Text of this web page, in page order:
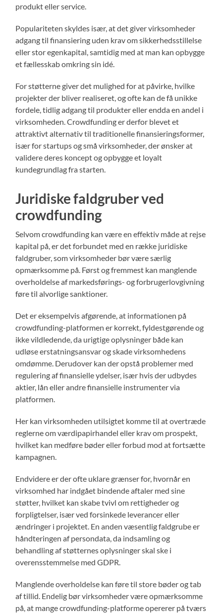
produkt eller service.
Populariteten skyldes især, at det giver virksomheder
adgang til finansiering uden krav om sikkerhedsstillelse
eller stor egenkapital, samtidig med at man kan opbygge
et fællesskab omkring sin idé.
For støtterne giver det mulighed for at påvirke, hvilke
projekter der bliver realiseret, og ofte kan de få unikke
fordele, tidlig adgang til produkter eller endda en andel i
virksomheden. Crowdfunding er derfor blevet et
attraktivt alternativ til traditionelle finansieringsformer,
især for startups og små virksomheder, der ønsker at
validere deres koncept og opbygge et loyalt
kundegrundlag fra starten.
Juridiske faldgruber ved
crowdfunding
Selvom crowdfunding kan være en effektiv måde at rejse
kapital på, er det forbundet med en række juridiske
faldgruber, som virksomheder bør være særlig
opmærksomme på. Først og fremmest kan manglende
overholdelse af markedsførings- og forbrugerlovgivning
føre til alvorlige sanktioner.
Det er eksempelvis afgørende, at informationen på
crowdfunding-platformen er korrekt, fyldestgørende og
ikke vildledende, da urigtige oplysninger både kan
udløse erstatningsansvar og skade virksomhedens
omdømme. Derudover kan der opstå problemer med
regulering af finansielle ydelser, især hvis der udbydes
aktier, lån eller andre finansielle instrumenter via
platformen.
Her kan virksomheden utilsigtet komme til at overtræde
reglerne om værdipapirhandel eller krav om prospekt,
hvilket kan medføre bøder eller forbud mod at fortsætte
kampagnen.
Endvidere er der ofte uklare grænser for, hvornår en
virksomhed har indgået bindende aftaler med sine
støtter, hvilket kan skabe tvivl om rettigheder og
forpligtelser, især ved forsinkede leverancer eller
ændringer i projektet. En anden væsentlig faldgrube er
håndteringen af persondata, da indsamling og
behandling af støtternes oplysninger skal ske i
overensstemmelse med GDPR.
Manglende overholdelse kan føre til store bøder og tab
af tillid. Endelig bør virksomheder være opmærksomme
på, at mange crowdfunding-platforme opererer på tværs